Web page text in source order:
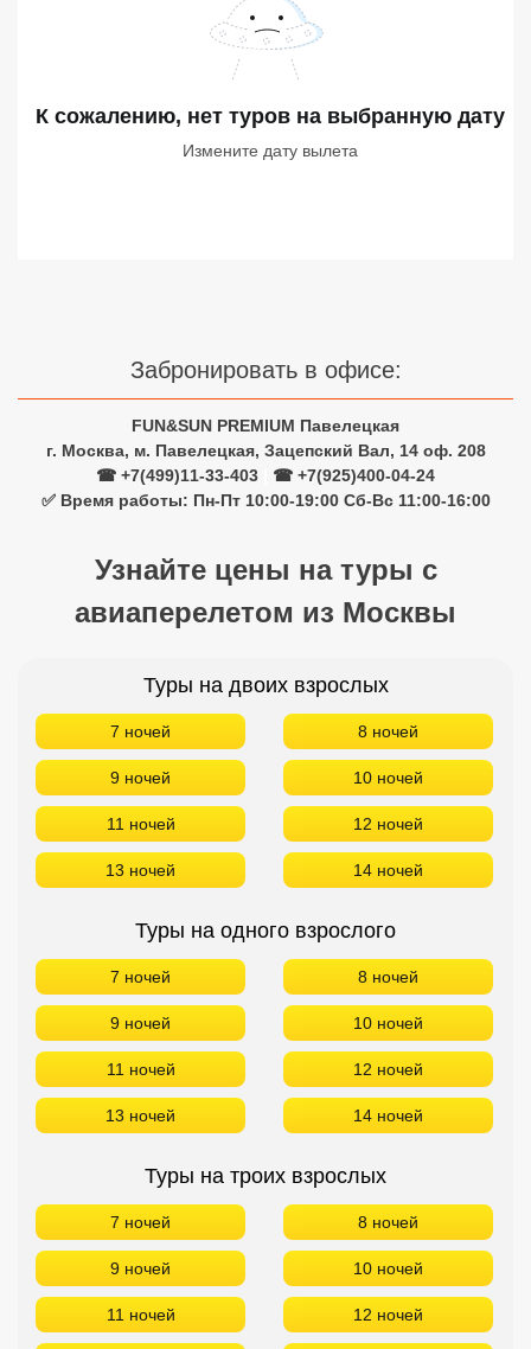
К сожалению, нет туров на выбранную дату
Измените дату вылета
Забронировать в офисе:
FUN&SUN PREMIUM Павелецкая
г. Москва, м. Павелецкая, Зацепский Вал, 14 оф. 208
☎ +7(499)11-33-403
☎ +7(925)400-04-24
✅ Время работы: Пн-Пт 10:00-19:00 Сб-Вс 11:00-16:00
Узнайте цены на туры с
авиаперелетом из Москвы
Туры на двоих взрослых
7 ночей 8 ночей
9 ночей 10 ночей
11 ночей 12 ночей
13 ночей 14 ночей
Туры на одного взрослого
7 ночей 8 ночей
9 ночей 10 ночей
11 ночей 12 ночей
13 ночей 14 ночей
Туры на троих взрослых
7 ночей 8 ночей
9 ночей 10 ночей
11 ночей 12 ночей
Недорогие отели 3*
Сетевые отели Шри Ланки
Сетевые отели Вьетнама
Сетевые отели Маврикия